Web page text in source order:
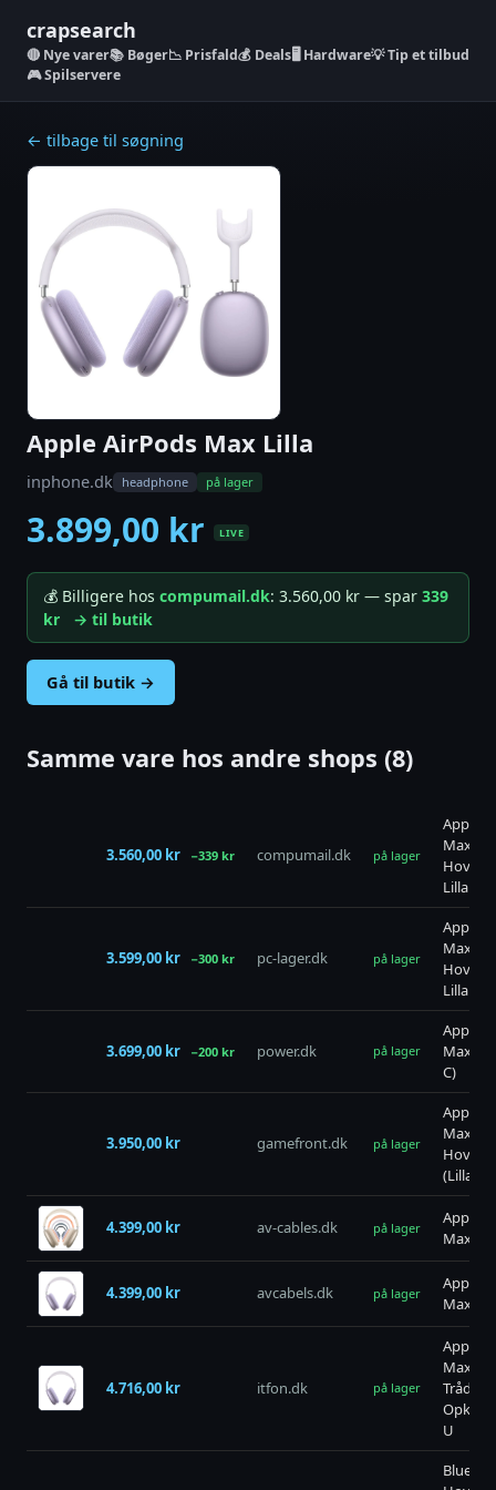
crapsearch
Nye varer📚 Bøger📉 Prisfald💰 Deals🖥️ Hardware💡 Tip et tilbud
🎮 Spilservere
← tilbage til søgning
Apple AirPods Max Lilla
inphone.dk headphone på lager
3.899,00 kr LIVE
💰 Billigere hos compumail.dk: 3.560,00 kr — spar 339
kr
→ til butik
Gå til butik →
Samme vare hos andre shops (8)
3.560,00 kr −339 kr compumail.dk på lager
Apple
Max
Lilla
3.599,00 kr −300 kr pc-lager.dk på lager
Apple
Max
Lilla
3.699,00 kr −200 kr power.dk på lager
Apple
Max 2
C)
3.950,00 kr gamefront.dk på lager
Apple
Max –
(Lilla)
4.399,00 kr av-cables.dk på lager
Apple
Max 2 -
4.399,00 kr avcabels.dk på lager
Apple
Max 2 -
4.716,00 kr itfon.dk på lager
Apple
Max 2
Trådløs
U